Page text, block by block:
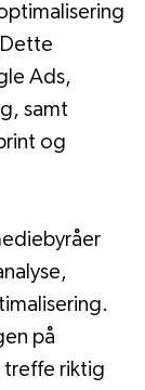
Ads,
samt
og
på
treffe riktig